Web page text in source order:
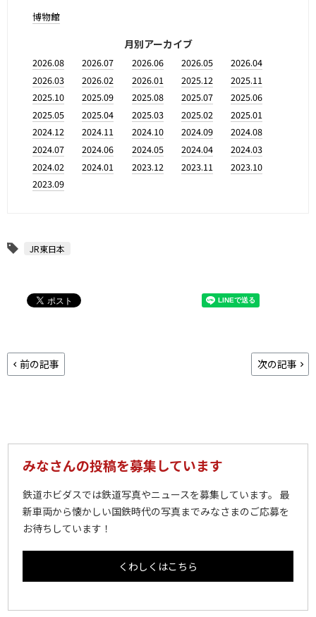
博物館
月別アーカイブ
2026.08 2026.07 2026.06 2026.05
2026.04
2026.03
2026.02 2026.01 2025.12
2025.11
2025.10
2025.09 2025.08 2025.07
2025.06
2025.05
2025.04 2025.03 2025.02
2025.01
2024.12
2024.11 2024.10 2024.09
2024.08
2024.07
2024.06 2024.05 2024.04
2024.03
2024.02
2024.01 2023.12 2023.11
2023.10
2023.09
JR東日本
前の記事 次の記事
みなさんの投稿を募集しています
鉄道ホビダスでは鉄道写真やニュースを募集しています。 最
新車両から懐かしい国鉄時代の写真までみなさまのご応募を
お待ちしています！
くわしくはこちら